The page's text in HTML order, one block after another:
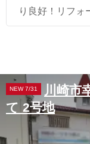
り良好！リフォ
NEW 7/31
川崎市
て 2号地